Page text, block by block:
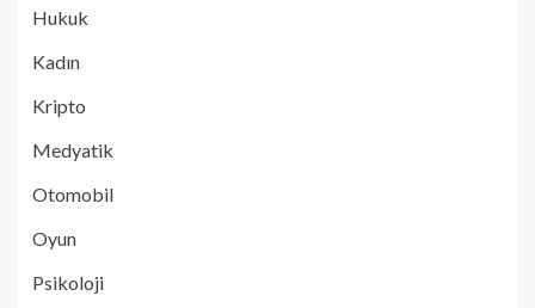
Hukuk
Kadın
Kripto
Medyatik
Otomobil
Oyun
Psikoloji